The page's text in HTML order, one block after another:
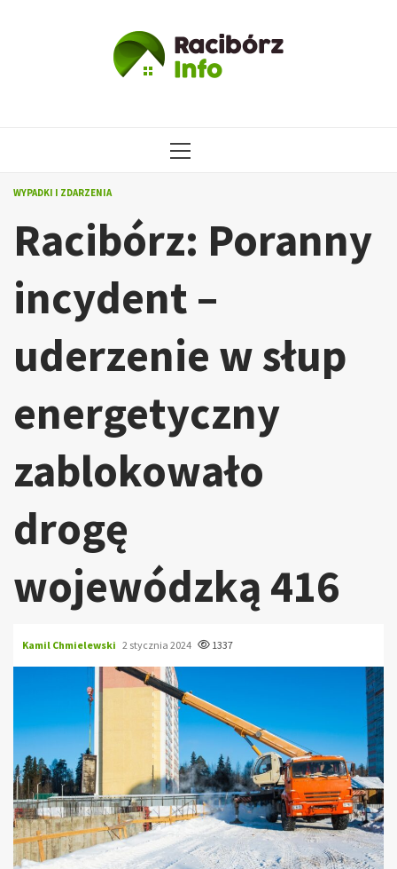
MENU
WYPADKI I ZDARZENIA
Racibórz: Poranny
incydent –
uderzenie w słup
energetyczny
zablokowało
drogę
wojewódzką 416
Kamil Chmielewski 2 stycznia 2024 1337